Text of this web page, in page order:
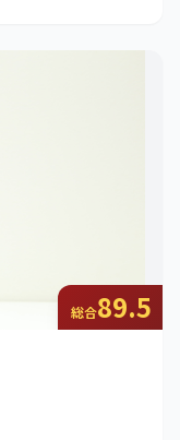
総合89.5